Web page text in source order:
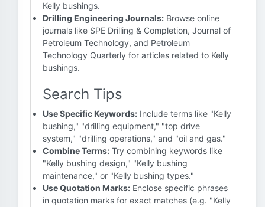
Kelly bushings.
Drilling Engineering Journals: Browse online
journals like SPE Drilling & Completion, Journal of
Petroleum Technology, and Petroleum
Technology Quarterly for articles related to Kelly
bushings.
Search Tips
Use Specific Keywords: Include terms like "Kelly
bushing," "drilling equipment," "top drive
system," "drilling operations," and "oil and gas."
Combine Terms: Try combining keywords like
"Kelly bushing design," "Kelly bushing
maintenance," or "Kelly bushing types."
Use Quotation Marks: Enclose specific phrases
in quotation marks for exact matches (e.g. "Kelly